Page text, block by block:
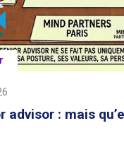
advisor : mais